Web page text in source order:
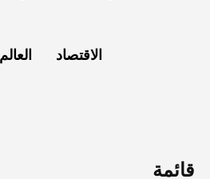
العالم الاقتصاد
قائمة